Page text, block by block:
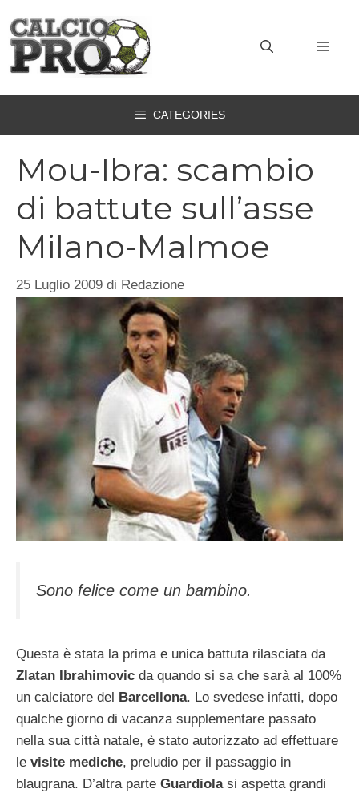
contenuto
CATEGORIES
Mou-Ibra: scambio
di battute sull’asse
Milano-Malmoe
25 Luglio 2009 di Redazione
Sono felice come un bambino.
Questa è stata la prima e unica battuta rilasciata da
Zlatan Ibrahimovic da quando si sa che sarà al 100%
un calciatore del
Barcellona. Lo svedese infatti, dopo
qualche giorno di vacanza supplementare passato
nella sua città natale, è stato autorizzato ad effettuare
le visite mediche, preludio per il passaggio in
blaugrana. D’altra parte Guardiola si aspetta grandi